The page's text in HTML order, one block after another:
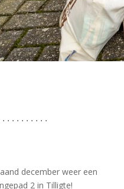
december weer een
2 in Tilligte!